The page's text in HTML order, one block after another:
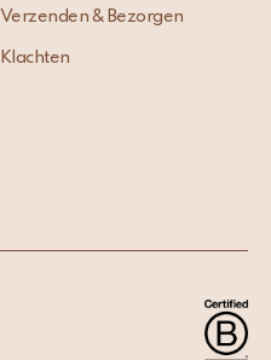
Verzenden & Bezorgen
Klachten